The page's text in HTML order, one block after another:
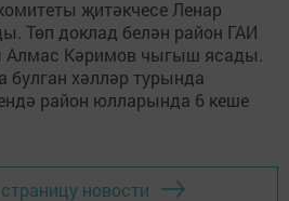
җитәкчесе Ленар
Төп доклад белән район ГАИ
Алмас Кәримов чыгыш ясады.
хәлләр турында
район юлларында 6 кеше
новости